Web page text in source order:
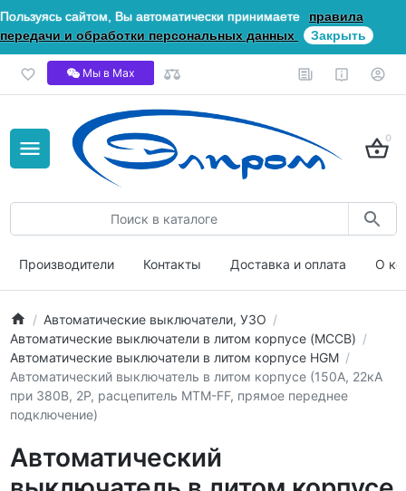
Пользуясь сайтом, Вы автоматически принимаете
правила
передачи и обработки персональных данных
Закрыть
Мы в Мах
0
Производители Контакты Доставка и оплата О
Автоматические выключатели, УЗО
Автоматические выключатели в литом корпусе (MCCB)
Автоматические выключатели в литом корпусе HGM
Автоматический выключатель в литом корпусе (150А, 22кА
при 380В, 2P, расцепитель MTM-FF, прямое переднее
подключение)
Автоматический